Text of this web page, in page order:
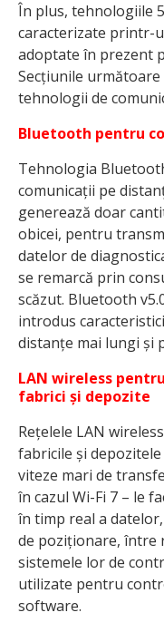
În plus, tehnologiile
caracterizate printr-
adoptate în prezent
Secțiunile
tehnologii de
Bluetooth pentru
Tehnologia
comunicații pe
generează doar
obicei, pentru
datelor de
se remarcă prin
scăzut. Bluetooth
introdus
distanțe mai lungi și
LAN wireless
fabrici și depozite
Rețelele LAN
fabricile și
viteze mari de
în cazul Wi-Fi 7 – le
în timp real a
de poziționare,
sistemele lor de
utilizate pentru
software.